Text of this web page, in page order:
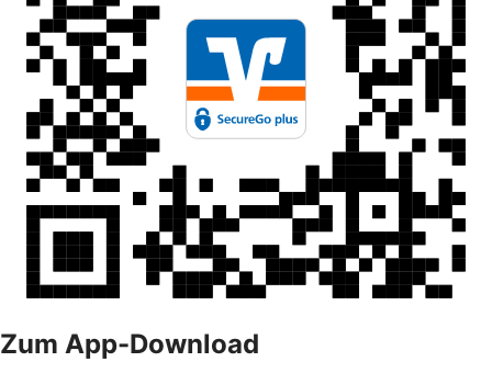
Zum App-Download